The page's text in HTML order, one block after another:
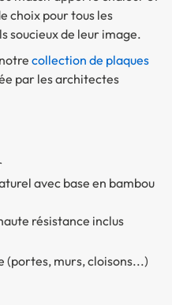
choix pour tous les
soucieux de leur image.
collection de plaques
par les architectes
avec base en bambou
résistance inclus
(portes, murs, cloisons...)